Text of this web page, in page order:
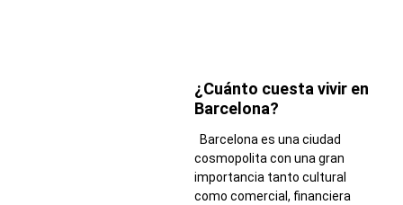
¿Cuánto cuesta vivir en
Barcelona?
Barcelona es una ciudad
cosmopolita con una gran
importancia tanto cultural
como comercial, financiera